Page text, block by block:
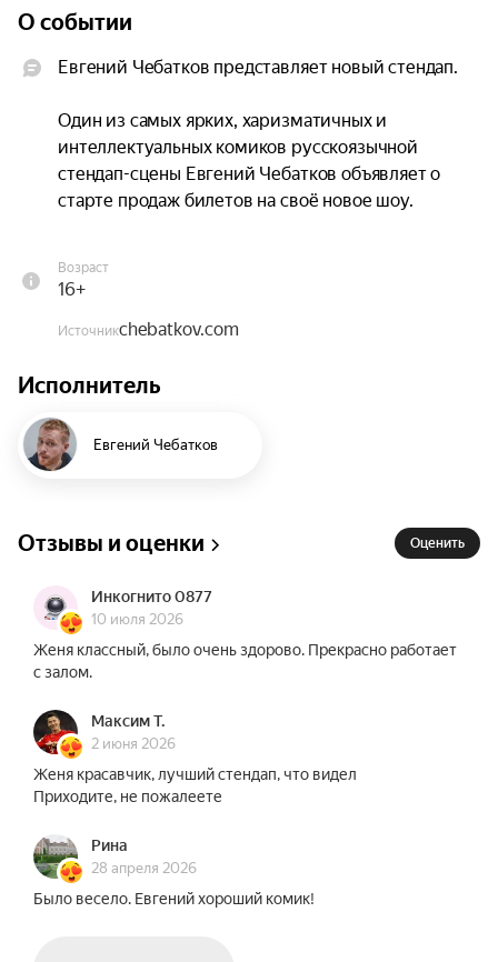
О событии
Евгений Чебатков представляет новый стендап.
Один из самых ярких, харизматичных и
интеллектуальных комиков русскоязычной
стендап-сцены Евгений Чебатков объявляет о
старте продаж билетов на своё новое шоу.
фирменным стилем: высоким темпом комедии,
историями из жизни в разных странах и полным
— это не просто набор шуток, а масштабное
повествование.
Предыдущие сольные концерты комика собрали
держатся в секрете. Однако организаторы
уверяют: зрителей ждёт абсолютно новый, ещё
более глубокий и неожиданный материал.
Чебатков продолжит исследовать мир вокруг
себя со свойственной ему иронией и
оригинальным взглядом на привычные вещи.
Возраст
16+
Источникchebatkov.com
Исполнитель
Евгений Чебатков
Отзывы и оценки Оценить
Инкогнито 0877
10 июля 2026
Женя классный, было очень здорово. Прекрасно работает
с залом.
Максим Т.
2 июня 2026
Женя красавчик, лучший стендап, что видел
Приходите, не пожалеете
Рина
28 апреля 2026
Было весело. Евгений хороший комик!